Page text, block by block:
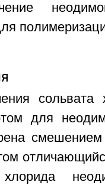
сольвата
для